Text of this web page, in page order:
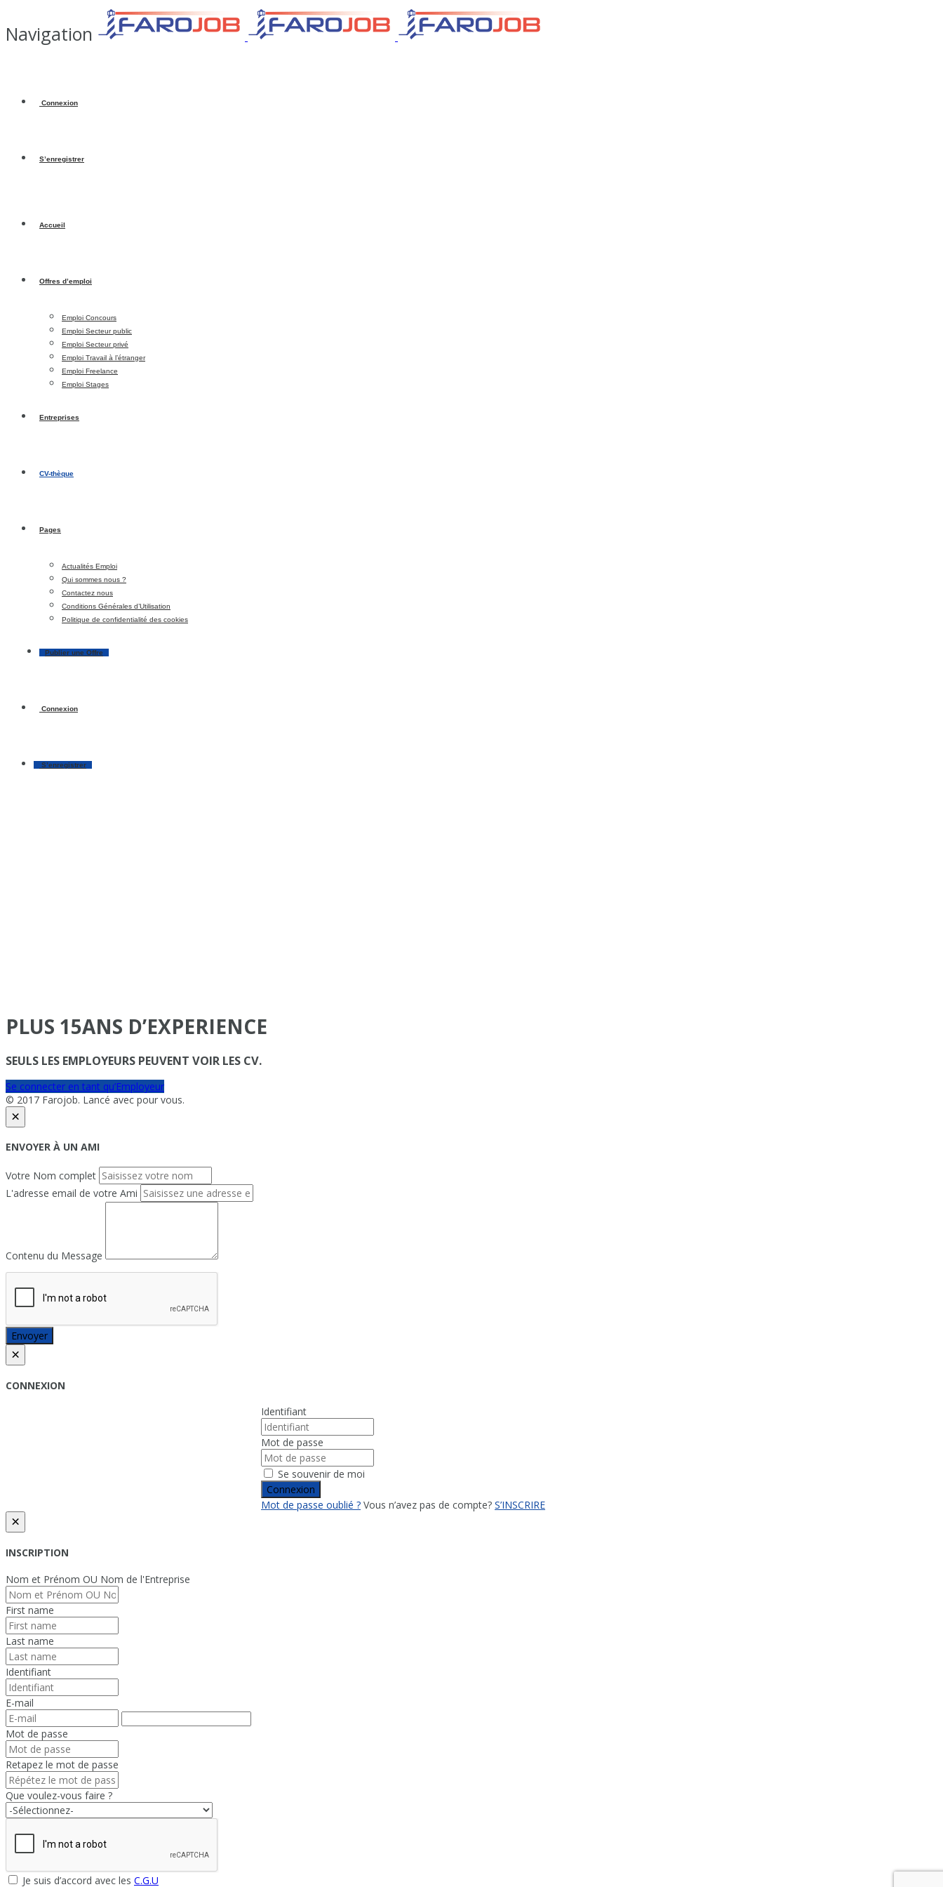
Navigation
Connexion
S’enregistrer
Accueil
Offres d’emploi
Emploi Concours
Emploi Secteur public
Emploi Secteur privé
Emploi Travail à l’étranger
Emploi Freelance
Emploi Stages
Entreprises
CV-thèque
Pages
Actualités Emploi
Qui sommes nous ?
Contactez nous
Conditions Générales d’Utilisation
Politique de confidentialité des cookies
Publier une Offre
Connexion
S’enregistrer
PLUS 15ANS D’EXPERIENCE
SEULS LES EMPLOYEURS PEUVENT VOIR LES CV.
Se connecter en tant qu’Employeur
© 2017 Farojob. Lancé avec pour vous.
×
ENVOYER À UN AMI
Votre Nom complet
L'adresse email de votre Ami
Contenu du Message
Envoyer
×
CONNEXION
Identifiant
Mot de passe
Se souvenir de moi
Connexion
Mot de passe oublié ? Vous n’avez pas de compte? S’INSCRIRE
×
INSCRIPTION
Nom et Prénom OU Nom de l'Entreprise
First name
Last name
Identifiant
E-mail
Mot de passe
Retapez le mot de passe
Que voulez-vous faire ?
Je suis d’accord avec les C.G.U